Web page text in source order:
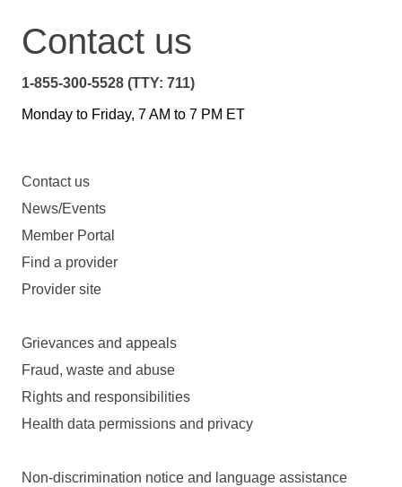
Contact us
1-855-300-5528 (TTY: 711)
Monday to Friday, 7 AM to 7 PM ET
Contact us
News/Events
Member Portal
Find a provider
Provider site
Grievances and appeals
Fraud, waste and abuse
Rights and responsibilities
Health data permissions and privacy
Non-discrimination notice and language assistance